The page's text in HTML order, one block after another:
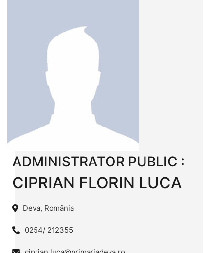
ADMINISTRATOR PUBLIC :
CIPRIAN FLORIN LUCA
Deva, România
0254/ 212355